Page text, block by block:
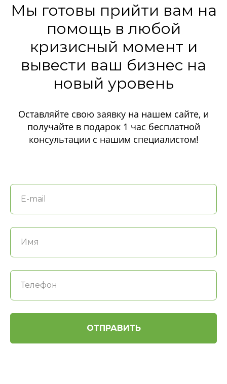
Мы готовы прийти вам на
помощь в любой
кризисный момент и
вывести ваш бизнес на
новый уровень
Оставляйте свою заявку на нашем сайте, и
получайте в подарок 1 час бесплатной
консультации с нашим специалистом!
ОТПРАВИТЬ